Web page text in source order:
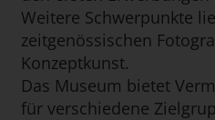
Weitere Schwerpunkte
zeitgenössischen
Konzeptkunst.
Das Museum bietet
für verschiedene